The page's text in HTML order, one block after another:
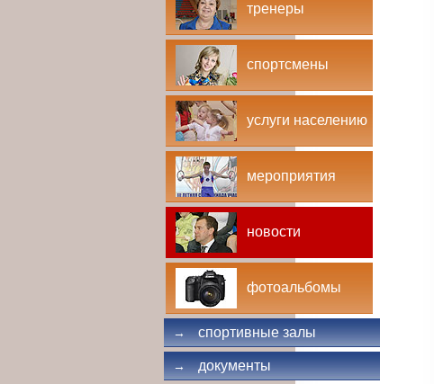
тренеры
спортсмены
услуги населению
мероприятия
новости
фотоальбомы
→ спортивные залы
→ документы